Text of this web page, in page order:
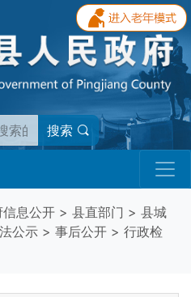
搜索
信息公开 > 县直部门 > 县城
公示 > 事后公开 > 行政检